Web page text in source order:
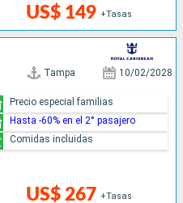
US$ 149 +Tasas
Tampa 10/02/2028
US$ 267 +Tasas
Precio especial familias
Hasta -60% en el 2° pasajero
Comidas incluidas